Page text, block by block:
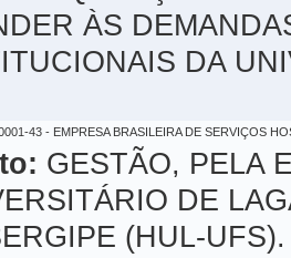
ÀS
DA
43 - EMPRESA BRASILEIRA DE SERVIÇOS
GESTÃO, PELA
DE
(HUL-